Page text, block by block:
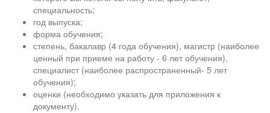
специальность;
год выпуска;
форма обучения;
степень, бакалавр (4 года обучения), магистр (наиболее
ценный при приеме на работу - 6 лет обучения),
специалист (наиболее распространенный- 5 лет
обучения);
оценки (необходимо указать для приложения к
документу).